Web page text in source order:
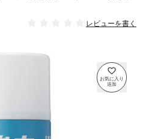
レビューを書く